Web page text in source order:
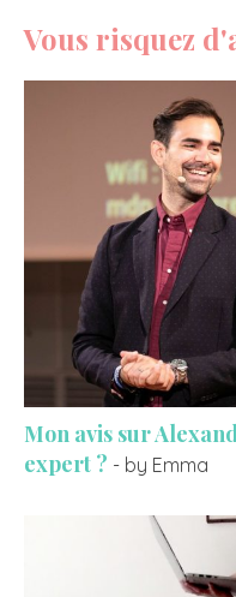
Vous risquez
Mon avis sur
expert ? - by Emma